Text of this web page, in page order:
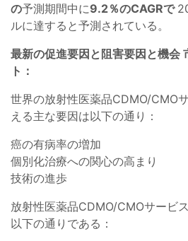
の予測期間中に9.2％のCAGRで
ルに達すると予測されている。
最新の促進要因と阻害要因と機会
ト：
世界の放射性医薬品CDMO/CMO
える主な要因は以下の通り：
癌の有病率の増加
個別化治療への関心の高まり
技術の進歩
放射性医薬品CDMO/CMOサービ
以下の通りである：